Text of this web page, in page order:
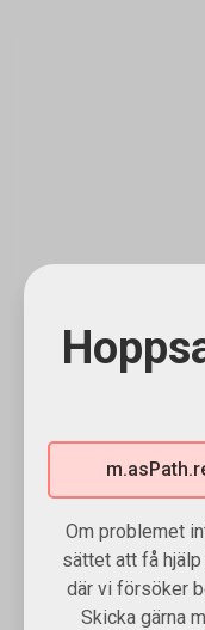
Om problemet
sättet att få
där vi försöker
Skicka gärna